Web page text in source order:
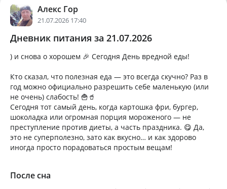
Алекс Гор
21.07.2026 17:40
Дневник питания за 21.07.2026
) и снова о хорошем 🎉 Сегодня День вредной еды!
Кто сказал, что полезная еда — это всегда скучно? Раз в
год можно официально разрешить себе маленькую (или
не очень) слабость! 🍟🥤
Сегодня тот самый день, когда картошка фри, бургер,
шоколадка или огромная порция мороженого — не
преступление против диеты, а часть праздника. 😋 Да,
это не суперполезно, зато как вкусно… и как здорово
иногда просто порадоваться простым вещам!
После сна